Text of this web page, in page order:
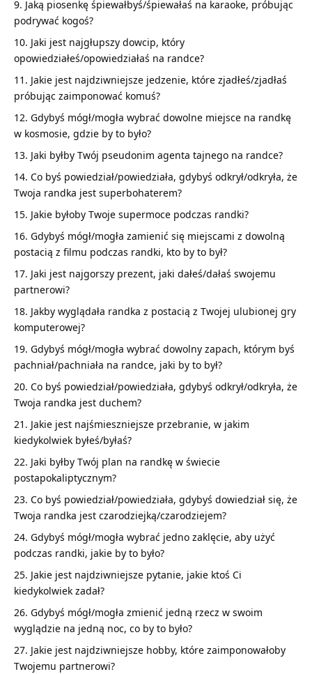
Jaką piosenkę śpiewałbyś/śpiewałaś na karaoke, próbując
podrywać kogoś?
Jaki jest najgłupszy dowcip, który
opowiedziałeś/opowiedziałaś na randce?
Jakie jest najdziwniejsze jedzenie, które zjadłeś/zjadłaś
próbując zaimponować komuś?
Gdybyś mógł/mogła wybrać dowolne miejsce na randkę
w kosmosie, gdzie by to było?
Jaki byłby Twój pseudonim agenta tajnego na randce?
Co byś powiedział/powiedziała, gdybyś odkrył/odkryła, że
Twoja randka jest superbohaterem?
Jakie byłoby Twoje supermoce podczas randki?
Gdybyś mógł/mogła zamienić się miejscami z dowolną
postacią z filmu podczas randki, kto by to był?
Jaki jest najgorszy prezent, jaki dałeś/dałaś swojemu
partnerowi?
Jakby wyglądała randka z postacią z Twojej ulubionej gry
komputerowej?
Gdybyś mógł/mogła wybrać dowolny zapach, którym byś
pachniał/pachniała na randce, jaki by to był?
Co byś powiedział/powiedziała, gdybyś odkrył/odkryła, że
Twoja randka jest duchem?
Jakie jest najśmieszniejsze przebranie, w jakim
kiedykolwiek byłeś/byłaś?
Jaki byłby Twój plan na randkę w świecie
postapokaliptycznym?
Co byś powiedział/powiedziała, gdybyś dowiedział się, że
Twoja randka jest czarodziejką/czarodziejem?
Gdybyś mógł/mogła wybrać jedno zaklęcie, aby użyć
podczas randki, jakie by to było?
Jakie jest najdziwniejsze pytanie, jakie ktoś Ci
kiedykolwiek zadał?
Gdybyś mógł/mogła zmienić jedną rzecz w swoim
wyglądzie na jedną noc, co by to było?
Jakie jest najdziwniejsze hobby, które zaimponowałoby
Twojemu partnerowi?